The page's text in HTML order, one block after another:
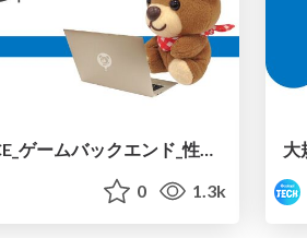
コロプラ_SRE_LCE_ゲームバックエンド_性能との戦い
0 1.3k